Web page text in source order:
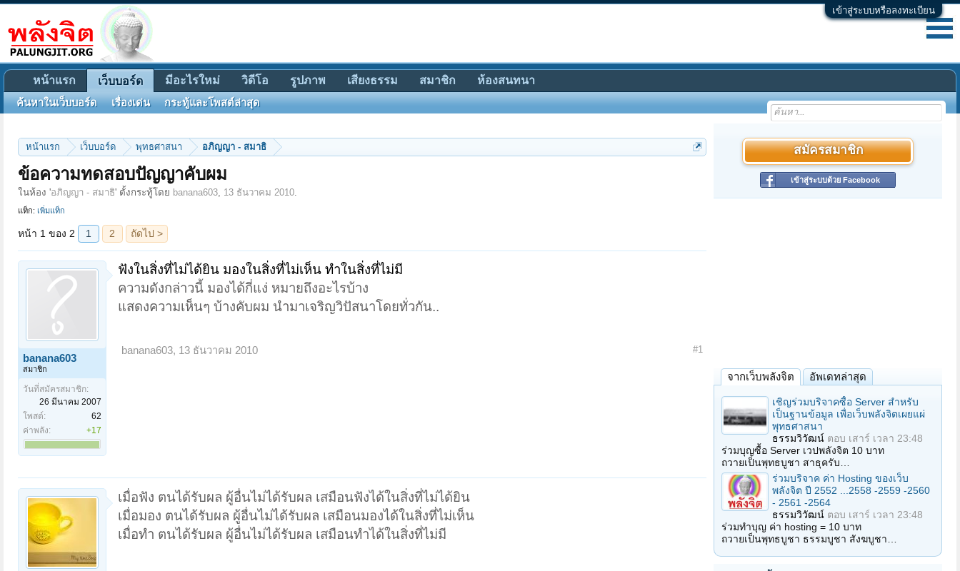
เข้าสู่ระบบหรือลงทะเบียน
หน้าแรก เว็บบอร์ด พุทธศาสนา อภิญญา - สมาธิ
ข้อความทดสอบปัญญาคับผม
ในห้อง 'อภิญญา - สมาธิ' ตั้งกระทู้โดย banana603, 13 ธันวาคม 2010.
แท็ก: เพิ่มแท็ก
หน้า 1 ของ 2 ถัดไป >
banana603
สมาชิก
วันที่สมัครสมาชิก:
26 มีนาคม 2007
โพสต์:
62
ค่าพลัง:
+17
ฟังในสิ่งที่ไม่ได้ยิน มองในสิ่งที่ไม่เห็น ทำในสิ่งที่ไม่มี
ความดังกล่าวนี้ มองได้กี่แง่ หมายถึงอะไรบ้าง
แสดงความเห็นๆ บ้างคับผม นำมาเจริญวิปัสนาโดยทั่วกัน..
banana603, 13 ธันวาคม 2010 #1
เมื่อฟัง ตนได้รับผล ผู้อื่นไม่ได้รับผล เสมือนฟังได้ในสิ่งที่ไม่ได้ยิน
เมื่อมอง ตนได้รับผล ผู้อื่นไม่ได้รับผล เสมือนมองได้ในสิ่งที่ไม่เห็น
เมื่อทำ ตนได้รับผล ผู้อื่นไม่ได้รับผล เสมือนทำได้ในสิ่งที่ไม่มี
สมัครสมาชิก
เข้าสู่ระบบด้วย Facebook
จากเว็บพลังจิต อัพเดทล่าสุด
เชิญร่วมบริจาคซื้อ Server สำหรับ
เป็นฐานข้อมูล เพื่อเว็บพลังจิตเผยแผ่
พุทธศาสนา
ธรรมวิวัฒน์ ตอบ เสาร์ เวลา 23:48
ร่วมบุญซื้อ Server เวปพลังจิต 10 บาท
ถวายเป็นพุทธบูชา สาธุครับ…
ร่วมบริจาค ค่า Hosting ของเว็บ
พลังจิต ปี 2552 ...2558 -2559 -2560
- 2561 -2564
ธรรมวิวัฒน์ ตอบ เสาร์ เวลา 23:48
ร่วมทำบุญ ค่า hosting = 10 บาท
ถวายเป็นพุทธบูชา ธรรมบูชา สังฆบูชา…
หน้าแรก เว็บบอร์ด
ค้นหาในเว็บบอร์ด เรื่องเด่น กระทู้และโพสต์ล่าสุด
มีอะไรใหม่ วิดีโอ รูปภาพ เสียงธรรม สมาชิก ห้องสนทนา